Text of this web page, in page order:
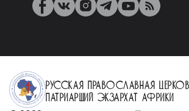
Русская Православная
Патриарший Экзархат Африки